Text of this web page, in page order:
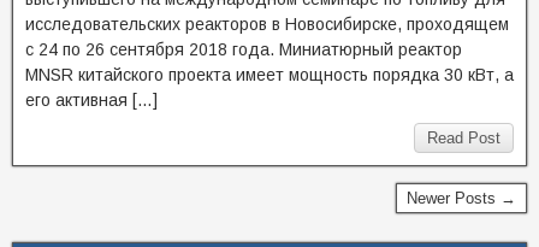
исследовательских реакторов в Новосибирске, проходящем
с 24 по 26 сентября 2018 года. Миниатюрный реактор
MNSR китайского проекта имеет мощность порядка 30 кВт, а
его активная […]
Read Post
Newer Posts →